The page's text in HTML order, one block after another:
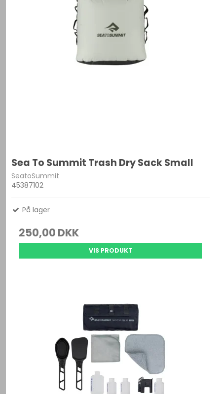
Sea To Summit Trash Dry Sack Small
SeatoSummit
45387102
På lager
250,00 DKK
VIS PRODUKT